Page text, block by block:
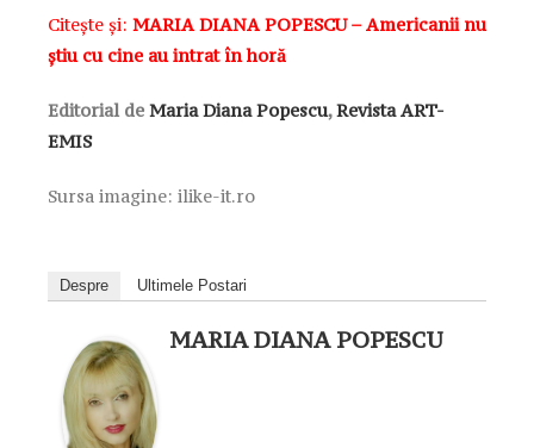
Citește și: MARIA DIANA POPESCU – Americanii nu
ştiu cu cine au intrat în horă
Editorial de Maria Diana Popescu,Revista ART-
EMIS
Sursa imagine: ilike-it.ro
Despre Ultimele Postari
MARIA DIANA POPESCU